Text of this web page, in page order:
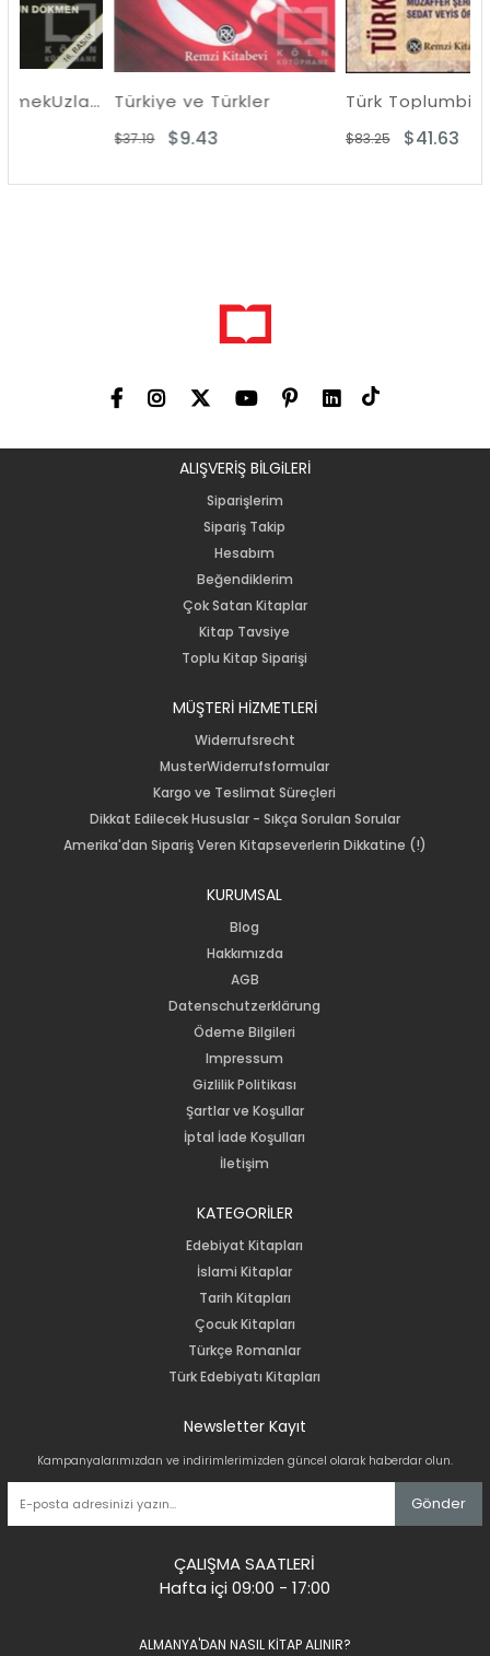
VarolmakGelişmekUzlaşmak Türkiye ve Türkler
$9.43
Türk Toplumbilimcileri
$41.63
ALIŞVERİŞ BİLGiLERİ
Siparişlerim
Sipariş Takip
Hesabım
Beğendiklerim
Çok Satan Kitaplar
Kitap Tavsiye
Toplu Kitap Siparişi
MÜŞTERİ HİZMETLERİ
Widerrufsrecht
MusterWiderrufsformular
Kargo ve Teslimat Süreçleri
Dikkat Edilecek Hususlar - Sıkça Sorulan Sorular
Amerika'dan Sipariş Veren Kitapseverlerin Dikkatine (!)
KURUMSAL
Blog
Hakkımızda
AGB
Datenschutzerklärung
Ödeme Bilgileri
Impressum
Gizlilik Politikası
Şartlar ve Koşullar
İptal İade Koşulları
İletişim
KATEGORİLER
Edebiyat Kitapları
İslami Kitaplar
Tarih Kitapları
Çocuk Kitapları
Türkçe Romanlar
Türk Edebiyatı Kitapları
Newsletter Kayıt
Kampanyalarımızdan ve indirimlerimizden güncel olarak haberdar olun.
Gönder
ÇALIŞMA SAATLERİ
Hafta içi 09:00 - 17:00
ALMANYA'DAN NASIL KİTAP ALINIR?